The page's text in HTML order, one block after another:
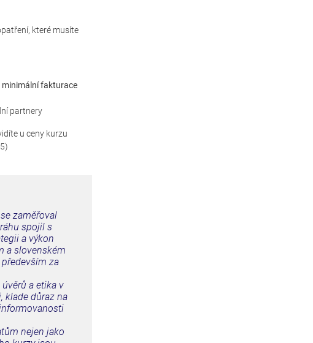
které musíte
minimální fakturace
partnery
u ceny kurzu
zaměřoval
spojil s
a výkon
a slovenském
za
a etika v
klade důraz na
nejen jako